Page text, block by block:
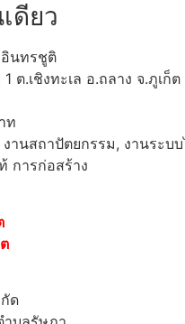
ดียว
นทรชูติ
ต.เชิงทะเล อ.ถลาง จ.ภูเก็ต
ท
งานสถาปัตยกรรม, งานระบ
การก่อสร้าง
ด